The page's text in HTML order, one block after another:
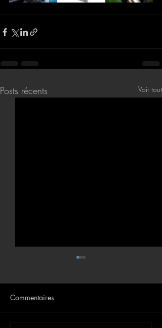
Posts récents Voir tout
Commentaires